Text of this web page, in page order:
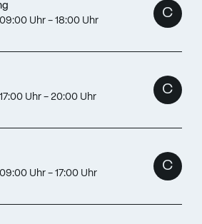
09:00 Uhr - 18:00 Uhr
C
17:00 Uhr - 20:00 Uhr
C
09:00 Uhr - 17:00 Uhr
C